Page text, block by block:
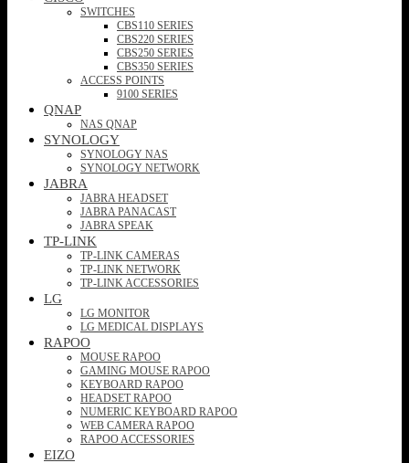
SWITCHES
CBS110 SERIES
CBS220 SERIES
CBS250 SERIES
CBS350 SERIES
ACCESS POINTS
9100 SERIES
QNAP
NAS QNAP
SYNOLOGY
SYNOLOGY NAS
SYNOLOGY NETWORK
JABRA
JABRA HEADSET
JABRA PANACAST
JABRA SPEAK
TP-LINK
TP-LINK CAMERAS
TP-LINK NETWORK
TP-LINK ACCESSORIES
LG
LG MONITOR
LG MEDICAL DISPLAYS
RAPOO
MOUSE RAPOO
GAMING MOUSE RAPOO
KEYBOARD RAPOO
HEADSET RAPOO
NUMERIC KEYBOARD RAPOO
WEB CAMERA RAPOO
RAPOO ACCESSORIES
EIZO